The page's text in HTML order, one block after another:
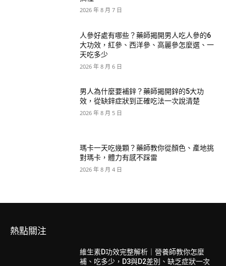
2026 年 8 月 7 日
人參好處有哪些？藥師揭開男人吃人參的6
大功效，紅參、西洋參、高麗參怎麼選、一
天吃多少
2026 年 8 月 6 日
男人為什麼要補鋅？藥師揭開鋅的5大功
效，從缺鋅症狀到正確吃法一次說清楚
2026 年 8 月 5 日
瑪卡一天吃幾顆？藥師教你從顏色、產地挑
對瑪卡，體力有感不踩雷
2026 年 8 月 4 日
熱點關注
維生素D功效完整解析｜營養師教你怎麼
補、吃多少，D3與D2差別、缺乏症狀一次